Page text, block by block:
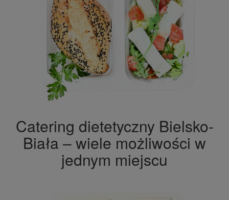
Catering dietetyczny Bielsko-
Biała – wiele możliwości w
jednym miejscu